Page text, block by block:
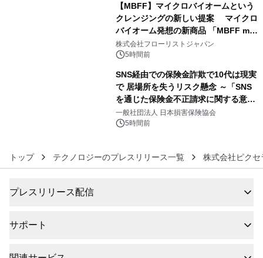
【MBFF】マイクロバイオームという
クレンジングの新しい提案 マイクロ
バイオーム発想の新商品 「MBFF mb
クレンジングPRO」を2026年8月6日
発売
株式会社フローリストジャパン
5時間前
SNS経由での保険金詐欺で10代は現実
で 居場所を失うリスク懸念 ～「SNS
を通じた保険金不正請求に関する意識
調査」を実施、 認知度の低さも浮き彫
りに～
一般社団法人 日本損害保険協会
5時間前
トップ テクノロジーのプレスリリース一覧 株式会社ピク
プレスリリース配信
サポート